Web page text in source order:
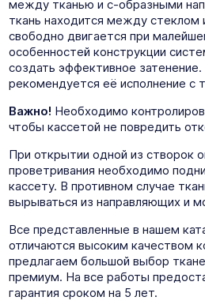
между тканью и с-образными
ткань находится между стеклом
свободно двигается при
особенностей конструкции
создать эффективное
рекомендуется её исполнение с
Важно! Необходимо
чтобы кассетой не повредить
При открытии одной из створок
проветривания необходимо
кассету. В противном случае
вырываться из направляющих и
Все представленные в нашем
отличаются высоким качеством
предлагаем большой выбор
премиум. На все работы
гарантия сроком на 5 лет.